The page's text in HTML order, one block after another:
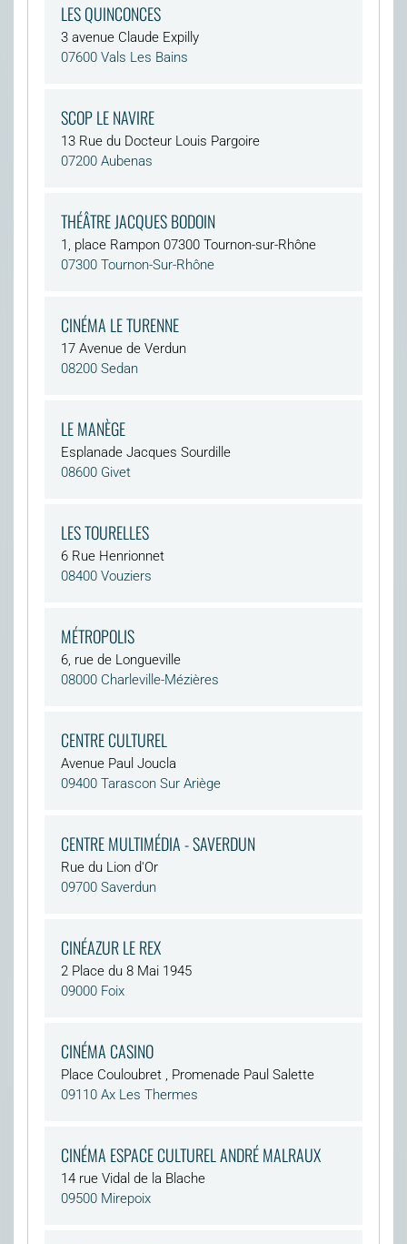
LES QUINCONCES
3 avenue Claude Expilly
07600 Vals Les Bains
SCOP LE NAVIRE
13 Rue du Docteur Louis Pargoire
07200 Aubenas
THÉÂTRE JACQUES BODOIN
1, place Rampon 07300 Tournon-sur-Rhône
07300 Tournon-Sur-Rhône
CINÉMA LE TURENNE
17 Avenue de Verdun
08200 Sedan
LE MANÈGE
Esplanade Jacques Sourdille
08600 Givet
LES TOURELLES
6 Rue Henrionnet
08400 Vouziers
MÉTROPOLIS
6, rue de Longueville
08000 Charleville-Mézières
CENTRE CULTUREL
Avenue Paul Joucla
09400 Tarascon Sur Ariège
CENTRE MULTIMÉDIA - SAVERDUN
Rue du Lion d'Or
09700 Saverdun
CINÉAZUR LE REX
2 Place du 8 Mai 1945
09000 Foix
CINÉMA CASINO
Place Couloubret , Promenade Paul Salette
09110 Ax Les Thermes
CINÉMA ESPACE CULTUREL ANDRÉ MALRAUX
14 rue Vidal de la Blache
09500 Mirepoix